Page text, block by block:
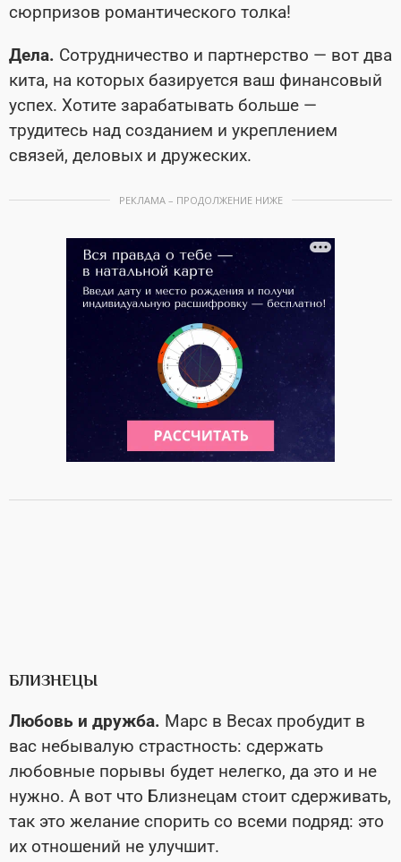
сюрпризов романтического толка!
Дела. Сотрудничество и партнерство — вот два
кита, на которых базируется ваш финансовый
успех. Хотите зарабатывать больше —
трудитесь над созданием и укреплением
связей, деловых и дружеских.
РЕКЛАМА – ПРОДОЛЖЕНИЕ НИЖЕ
БЛИЗНЕЦЫ
Любовь и дружба. Марс в Весах пробудит в
вас небывалую страстность: сдержать
любовные порывы будет нелегко, да это и не
нужно. А вот что Близнецам стоит сдерживать,
так это желание спорить со всеми подряд: это
их отношений не улучшит.